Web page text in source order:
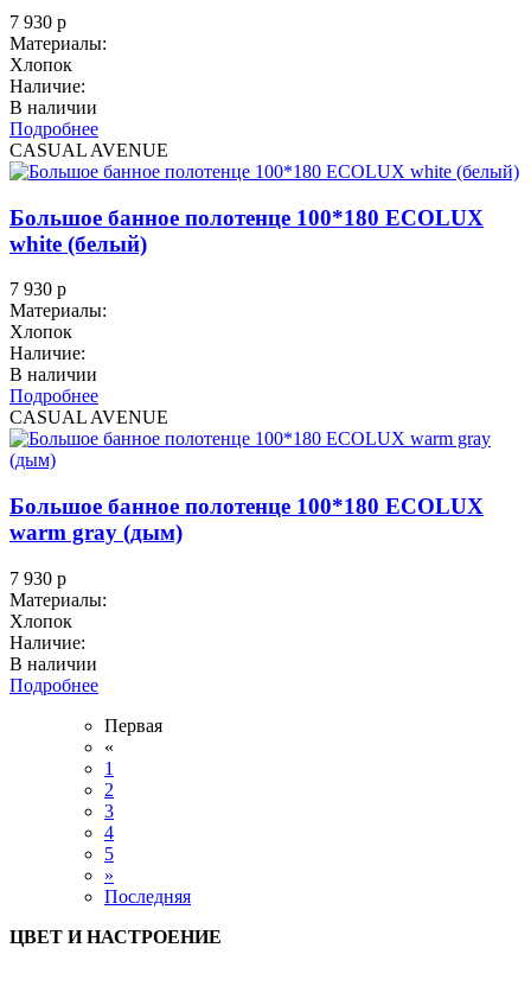
7 930 р
Материалы:
Хлопок
Наличие:
В наличии
Подробнее
CASUAL AVENUE
Большое банное полотенце 100*180 ECOLUX
white (белый)
7 930 р
Материалы:
Хлопок
Наличие:
В наличии
Подробнее
CASUAL AVENUE
Большое банное полотенце 100*180 ECOLUX
warm gray (дым)
7 930 р
Материалы:
Хлопок
Наличие:
В наличии
Подробнее
Первая
«
1
2
3
4
5
»
Последняя
ЦВЕТ И НАСТРОЕНИЕ